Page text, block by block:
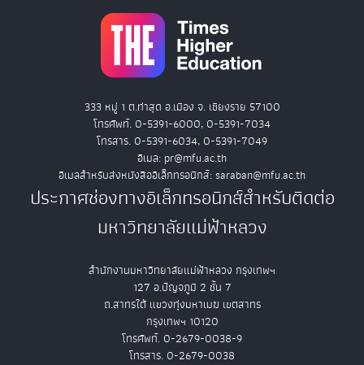
333 หมู่ 1 ต.ท่าสุด อ.เมือง จ. เชียงราย 57100
โทรศัพท์. 0-5391-6000, 0-5391-7034
โทรสาร. 0-5391-6034, 0-5391-7049
อีเมล: pr@mfu.ac.th
อีเมลสำหรับส่งหนังสืออิเล็กทรอนิกส์: saraban@mfu.ac.th
ประกาศช่องทางอิเล็กทรอนิกส์สำหรับติดต่อ
มหาวิทยาลัยแม่ฟ้าหลวง
สำนักงานมหาวิทยาลัยแม่ฟ้าหลวง กรุงเทพฯ
127 อ.ปัญจภูมิ 2 ชั้น 7
ถ.สาทรใต้ แขวงทุ่งมหาเมฆ เขตสาทร
กรุงเทพฯ 10120
โทรศัพท์. 0-2679-0038-9
โทรสาร. 0-2679-0038